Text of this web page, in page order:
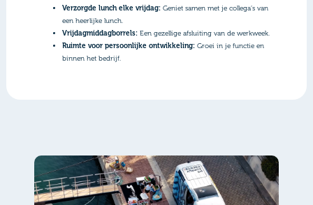
Verzorgde lunch elke vrijdag: Geniet samen met je collega’s van
een heerlijke lunch.
Vrijdagmiddagborrels: Een gezellige afsluiting van de werkweek.
Ruimte voor persoonlijke ontwikkeling: Groei in je functie en
binnen het bedrijf.